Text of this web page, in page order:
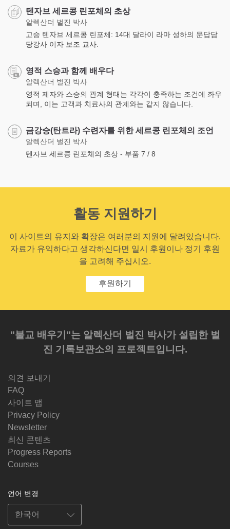
텐자브 세르콩 린포체의 초상
알렉산더 벌진 박사
고승 텐자브 세르콩 린포체: 14대 달라이 라마 성하의 문답담
당강사 이자 보조 교사.
영적 스승과 함께 배우다
알렉산더 벌진 박사
영적 제자와 스승의 관계 형태는 각각이 충족하는 조건에 좌우
되며, 이는 고객과 치료사의 관계와는 같지 않습니다.
금강승(탄트라) 수련자를 위한 세르콩 린포체의 조언
알렉산더 벌진 박사
텐자브 세르콩 린포체의 초상 - 부품 7 / 8
활동 지원하기
이 사이트의 유지와 확장은 여러분의 지원에 달려있습니다.
자료가 유익하다고 생각하신다면 일시 후원이나 정기 후원
을 고려해 주십시오.
후원하기
"불교 배우기"는 알렉산더 벌진 박사가 설립한 벌
진 기록보관소의 프로젝트입니다.
의견 보내기
FAQ
사이트 맵
Privacy Policy
Newsletter
최신 콘텐츠
Progress Reports
Courses
언어 변경